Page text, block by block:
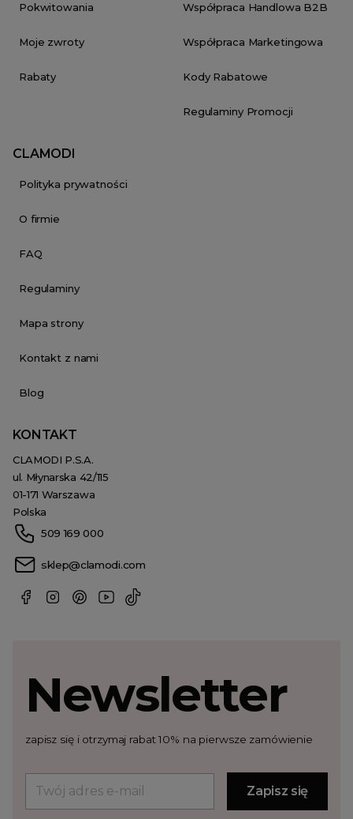
Pokwitowania
Moje zwroty
Rabaty
Współpraca Handlowa B2B
Współpraca Marketingowa
Kody Rabatowe
Regulaminy Promocji
CLAMODI
Polityka prywatności
O firmie
FAQ
Regulaminy
Mapa strony
Kontakt z nami
Blog
KONTAKT
CLAMODI P.S.A.
ul. Młynarska 42/115
01-171 Warszawa
Polska
509 169 000
sklep@clamodi.com
Newsletter
zapisz się i otrzymaj rabat 10% na pierwsze zamówienie